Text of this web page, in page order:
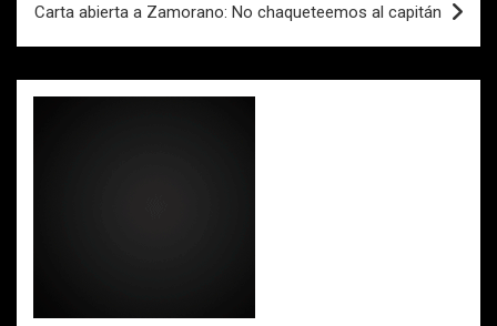
Carta abierta a Zamorano: No chaqueteemos al capitán